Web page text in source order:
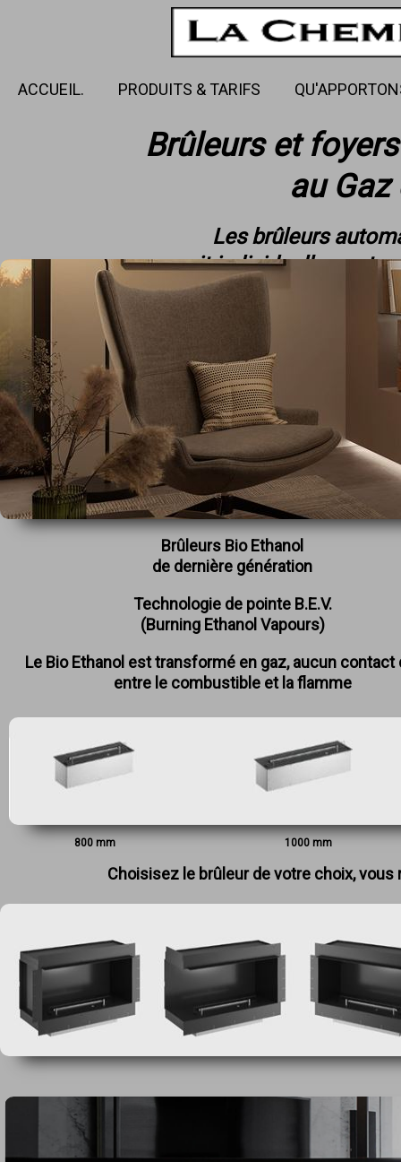
ACCUEIL. PRODUITS & TARIFS
Brûleurs et
au
Les brûleurs
soit individuellement,
Brûleurs Bio Ethanol
de dernière génération
Technologie de pointe B.E.V.
(Burning Ethanol Vapours)
Le Bio Ethanol est transformé en gaz, aucun contact
entre le combustible et la flamme
800 mm 1000 mm
Choisisez le brûleur de votre choix,